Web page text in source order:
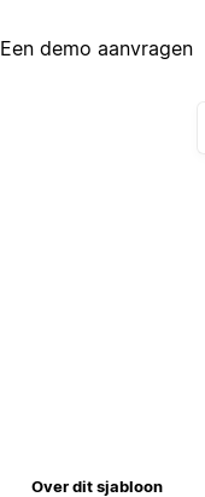
Een demo aanvragen
Over dit sjabloon